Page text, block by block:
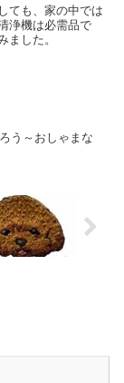
ても、家の中では
浄機は必需品で
ました。
う～おしゃまな